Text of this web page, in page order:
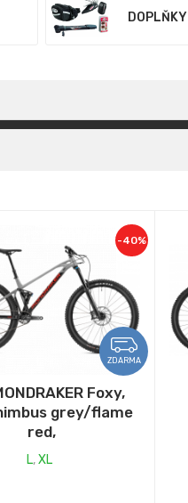
DOPLŇKY
ZDARMA
-40%
Foxy,
grey/flame
red,
L,XL